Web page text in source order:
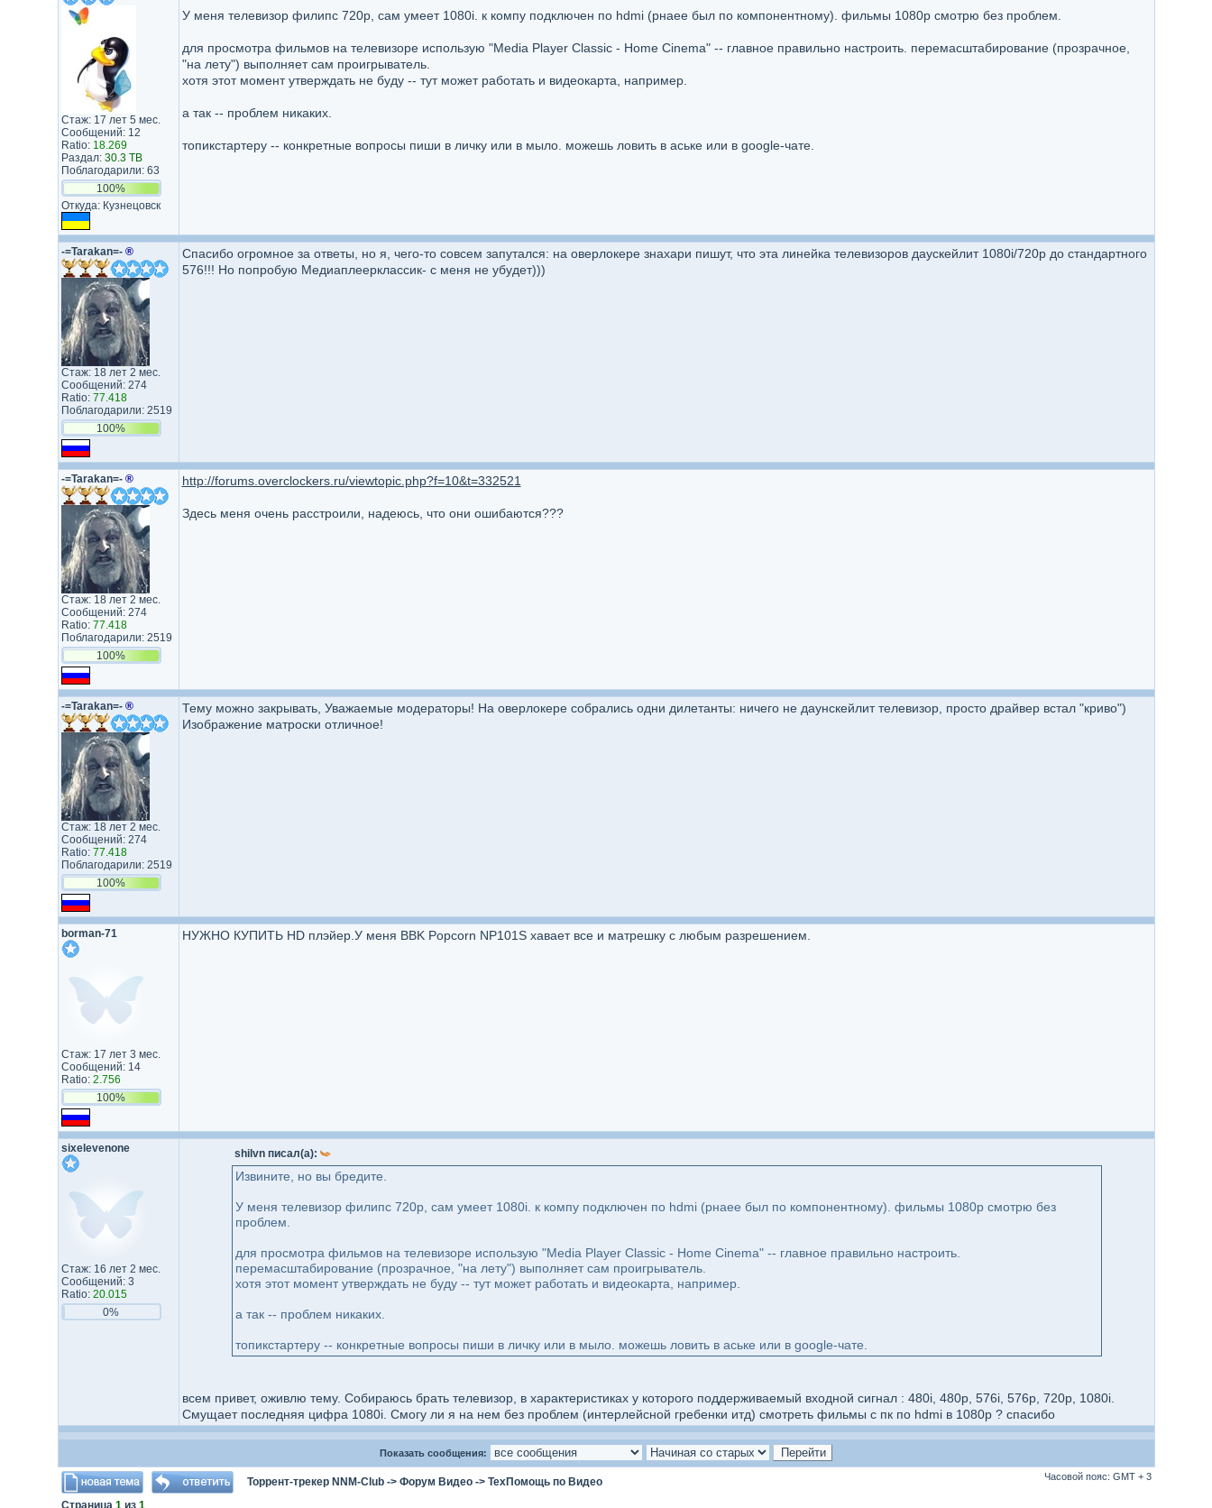
Стаж: 17 лет 5 мес.
Сообщений: 12
Ratio: 18.269
Раздал: 30.3 TB
Поблагодарили: 63
100%
Откуда: Кузнецовск
У меня телевизор филипс 720p, сам умеет 1080i. к компу подключен по hdmi (рнаее был по компонентному). фильмы 1080p смотрю без проблем.
для просмотра фильмов на телевизоре использую "Media Player Classic - Home Cinema" -- главное правильно настроить. перемасштабирование (прозрачное,
"на лету") выполняет сам проигрыватель.
хотя этот момент утверждать не буду -- тут может работать и видеокарта, например.
а так -- проблем никаких.
топикстартеру -- конкретные вопросы пиши в личку или в мыло. можешь ловить в аське или в google-чате.
-=Tarakan=- ®
Стаж: 18 лет 2 мес.
Сообщений: 274
Ratio: 77.418
Поблагодарили: 2519
100%
Спасибо огромное за ответы, но я, чего-то совсем запутался: на оверлокере знахари пишут, что эта линейка телевизоров даускейлит 1080i/720p до стандартного
576!!! Но попробую Медиаплеерклассик- с меня не убудет)))
-=Tarakan=- ®
Стаж: 18 лет 2 мес.
Сообщений: 274
Ratio: 77.418
Поблагодарили: 2519
100%
http://forums.overclockers.ru/viewtopic.php?f=10&t=332521
Здесь меня очень расстроили, надеюсь, что они ошибаются???
-=Tarakan=- ®
Стаж: 18 лет 2 мес.
Сообщений: 274
Ratio: 77.418
Поблагодарили: 2519
100%
Тему можно закрывать, Уважаемые модераторы! На оверлокере собрались одни дилетанты: ничего не даунскейлит телевизор, просто драйвер встал "криво")
Изображение матроски отличное!
borman-71
Стаж: 17 лет 3 мес.
Сообщений: 14
Ratio: 2.756
100%
НУЖНО КУПИТЬ HD плэйер.У меня BBK Popcorn NP101S хавает все и матрешку с любым разрешением.
sixelevenone
Стаж: 16 лет 2 мес.
Сообщений: 3
Ratio: 20.015
0%
shilvn писал(а):
Извините, но вы бредите.
У меня телевизор филипс 720p, сам умеет 1080i. к компу подключен по hdmi (рнаее был по компонентному). фильмы 1080p смотрю без
проблем.
для просмотра фильмов на телевизоре использую "Media Player Classic - Home Cinema" -- главное правильно настроить.
перемасштабирование (прозрачное, "на лету") выполняет сам проигрыватель.
хотя этот момент утверждать не буду -- тут может работать и видеокарта, например.
а так -- проблем никаких.
топикстартеру -- конкретные вопросы пиши в личку или в мыло. можешь ловить в аське или в google-чате.
всем привет, оживлю тему. Собираюсь брать телевизор, в характеристиках у которого поддерживаемый входной сигнал : 480i, 480p, 576i, 576p, 720p, 1080i.
Смущает последняя цифра 1080i. Смогу ли я на нем без проблем (интерлейсной гребенки итд) смотреть фильмы с пк по hdmi в 1080p ? спасибо
Показать сообщения:
Торрент-трекер NNM-Club-> Форум Видео-> ТехПомощь по Видео Часовой пояс: GMT + 3
Страница 1 из 1